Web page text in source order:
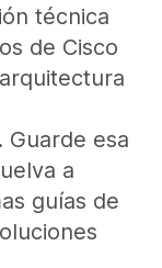
técnica
de Cisco
esa
a
guías de